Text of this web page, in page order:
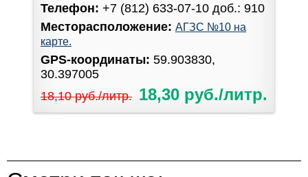
Телефон: +7 (812) 633-07-10 доб.: 910
Месторасположение: АГЗС №10 на
карте.
GPS-координаты: 59.903830,
30.397005
18,10 руб./литр. 18,30 руб./литр.